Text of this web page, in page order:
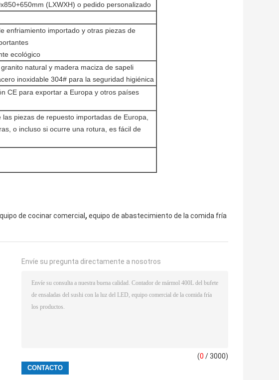
(LXWXH) o pedido personalizado
enfriamiento importado y otras piezas de
ecológico
natural y madera maciza de sapeli
inoxidable 304# para la seguridad higiénica
CE para exportar a Europa y otros países
piezas de repuesto importadas de Europa,
o incluso si ocurre una rotura, es fácil de
de cocinar comercial , equipo de abastecimiento de la comida fría
Envíe su pregunta directamente a nosotros
(0 / 3000)